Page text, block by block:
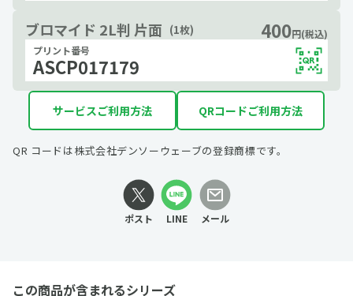
ブロマイド 2L判 片面 (1枚) 400円(税込)
プリント番号
ASCP017179
サービスご利用方法 QRコードご利用方法
QR コードは株式会社デンソーウェーブの登録商標です。
ポスト LINE メール
この商品が含まれるシリーズ